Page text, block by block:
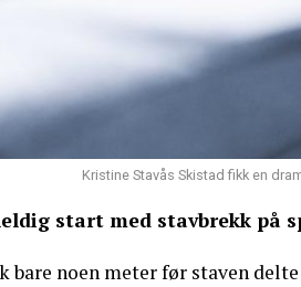
Kristine Stavås Skistad fikk en
start med stavbrekk på
bare noen meter før staven